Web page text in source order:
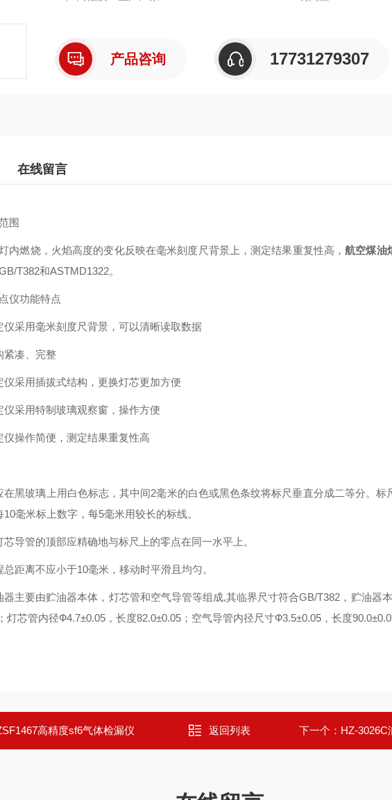
产品咨询 17731279307
在线留言
围
内燃烧，火焰高度的变化反映在毫米刻度尺背景上，测定结果重复性高，航空煤油
T382和ASTMD1322。
仪功能特点
仪采用毫米刻度尺背景，可以清晰读取数据
紧凑、完整
仪采用插拔式结构，更换灯芯更加方便
仪采用特制玻璃观察窗，操作方便
仪操作简便，测定结果重复性高
在黑玻璃上用白色标志，其中间2毫米的白色或黑色条纹将标尺垂直分成二等分。标
毫米标上数字，每5毫米用较长的标线。
导管的顶部应精确地与标尺上的零点在同一水平上。
距离不应小于10毫米，移动时平滑且均匀。
主要由贮油器本体，灯芯管和空气导管等组成,其临界尺寸符合GB/T382，贮油器
灯芯管内径Ф4.7±0.05，长度82.0±0.05；空气导管内径尺寸Ф3.5±0.05，长度
高精度sf6气体检漏仪 返回列表 下一个： HZ-3026C